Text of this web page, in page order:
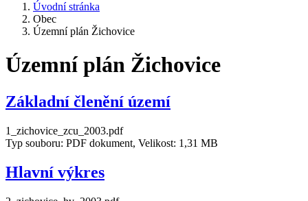
Úvodní stránka
Obec
Územní plán Žichovice
Územní plán Žichovice
Základní členění území
1_zichovice_zcu_2003.pdf
Typ souboru: PDF dokument, Velikost: 1,31 MB
Hlavní výkres